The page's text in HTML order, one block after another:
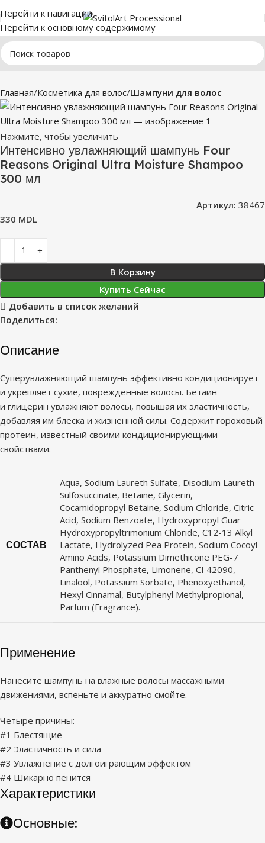
Перейти к навигации
Перейти к основному содержимому
Главная Косметика для волос Шампуни для волос
Нажмите, чтобы увеличить
Интенсивно увлажняющий шампунь Four
Reasons Original Ultra Moisture Shampoo
300 мл
Артикул: 38467
330 MDL
В Корзину
Купить Сейчас
Добавить в список желаний
Поделиться:
Описание
Суперувлажняющий шампунь эффективно кондиционирует
и укрепляет сухие, поврежденные волосы. Бетаин
и глицерин увлажняют волосы, повышая их эластичность,
добавляя им блеска и жизненной силы. Содержит гороховый
протеин, известный своими кондиционирующими
свойствами.
СОСТАВ
Aqua, Sodium Laureth Sulfate, Disodium Laureth
Sulfosuccinate, Betaine, Glycerin,
Cocamidopropyl Betaine, Sodium Chloride, Citric
Acid, Sodium Benzoate, Hydroxypropyl Guar
Hydroxypropyltrimonium Chloride, C12-13 Alkyl
Lactate, Hydrolyzed Pea Protein, Sodium Cocoyl
Amino Acids, Potassium Dimethicone PEG-7
Panthenyl Phosphate, Limonene, CI 42090,
Linalool, Potassium Sorbate, Phenoxyethanol,
Hexyl Cinnamal, Butylphenyl Methylpropional,
Parfum (Fragrance).
Применение
Нанесите шампунь на влажные волосы массажными
движениями, вспеньте и аккуратно смойте.
Четыре причины:
#1 Блестящие
#2 Эластичность и сила
#3 Увлажнение с долгоиграющим эффектом
#4 Шикарно пенится
Характеристики
Основные: